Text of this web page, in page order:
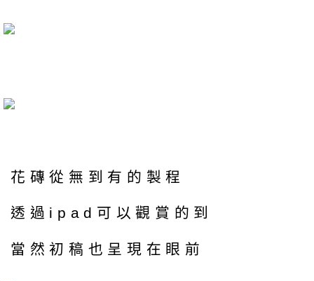
花磚從無到有的製程
透過ipad可以觀賞的到
當然初稿也呈現在眼前